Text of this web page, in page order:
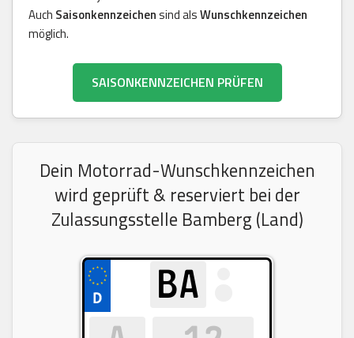
Auch Saisonkennzeichensind alsWunschkennzeichen
möglich.
SAISONKENNZEICHEN PRÜFEN
Dein Motorrad-Wunschkennzeichen
wird geprüft & reserviert bei der
Zulassungsstelle Bamberg (Land)